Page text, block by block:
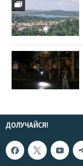
ДОЛУЧАЙСЯ!